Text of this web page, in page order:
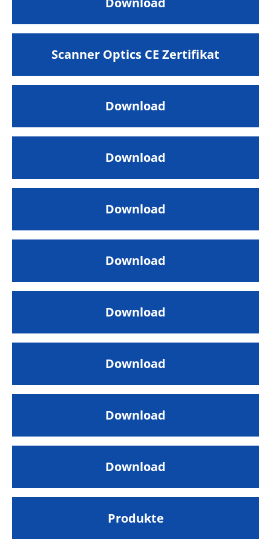
Scanner Optics CE Zertifikat
Download
Download
Download
Download
Download
Download
Download
Download
Produkte